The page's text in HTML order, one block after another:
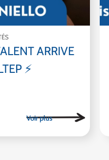
ARRIVE
⚡